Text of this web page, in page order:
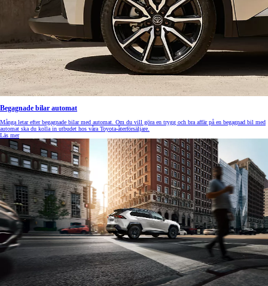
Begagnade bilar automat
Många letar efter begagnade bilar med automat. Om du vill göra en trygg och bra affär på en begagnad bil med
automat ska du kolla in utbudet hos våra Toyota-återförsäljare.
Läs mer